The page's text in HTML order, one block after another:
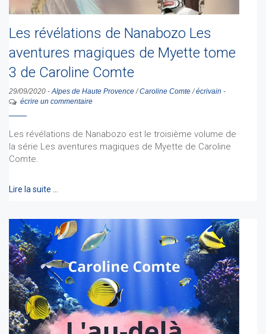
Les révélations de Nanabozo Les
aventures magiques de Myette tome
3 de Caroline Comte
29/09/2020 - Alpes de Haute Provence /Caroline Comte /écrivain -
écrire un commentaire
Les révélations de Nanabozo est le troisième volume de
la série Les aventures magiques de Myette de Caroline
Comte.
Lire la suite …